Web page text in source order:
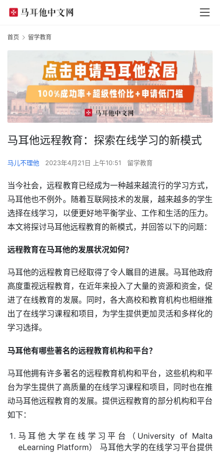
首页 留学教育
马耳他远程教育：探索在线学习的新模式
马儿不理他 2023年4月21日 上午10:51 留学教育
当今社会，远程教育已经成为一种越来越流行的学习方式，
马耳他也不例外。随着互联网技术的发展，越来越多的学生
选择在线学习，以便更好地平衡学业、工作和生活的压力。
本文将探讨马耳他远程教育的新模式，并回答以下的问题：
远程教育在马耳他的发展状况如何？
马耳他的远程教育已经取得了令人瞩目的进展。马耳他政府
高度重视远程教育，在近年来投入了大量的资源和资金，促
进了在线教育的发展。同时，各大高校和教育机构也相继推
出了在线学习课程和项目，为学生提供更加灵活和多样化的
学习选择。
马耳他有哪些著名的远程教育机构和平台？
马耳他拥有许多著名的远程教育机构和平台，这些机构和平
台为学生提供了高质量的在线学习课程和项目，同时也在推
动马耳他远程教育的发展。提供远程教育的部分机构和平台
如下：
马耳他大学在线学习平台（University of Malta
eLearning Platform） 马耳他大学的在线学习平台提供